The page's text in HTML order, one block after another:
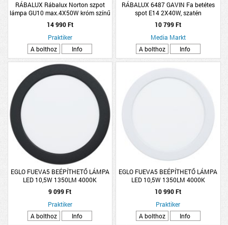
RÁBALUX Rábalux Norton szpot
lámpa GU10 max.4X50W króm színű
14 990 Ft
Praktiker
A bolthoz
Info
RÁBALUX 6487 GAVIN Fa betétes
spot E14 2X40W, szatén
króm/bükkfa
10 799 Ft
Media Markt
A bolthoz
Info
EGLO FUEVA5 BEÉPÍTHETŐ LÁMPA
LED 10,5W 1350LM 4000K
ÁTMÉRŐ:16,6CM FEKETE
9 099 Ft
Praktiker
A bolthoz
Info
EGLO FUEVA5 BEÉPÍTHETŐ LÁMPA
LED 10,5W 1350LM 4000K
ÁTMÉRŐ:16,6CM IP44 FEHÉR
10 990 Ft
Praktiker
A bolthoz
Info